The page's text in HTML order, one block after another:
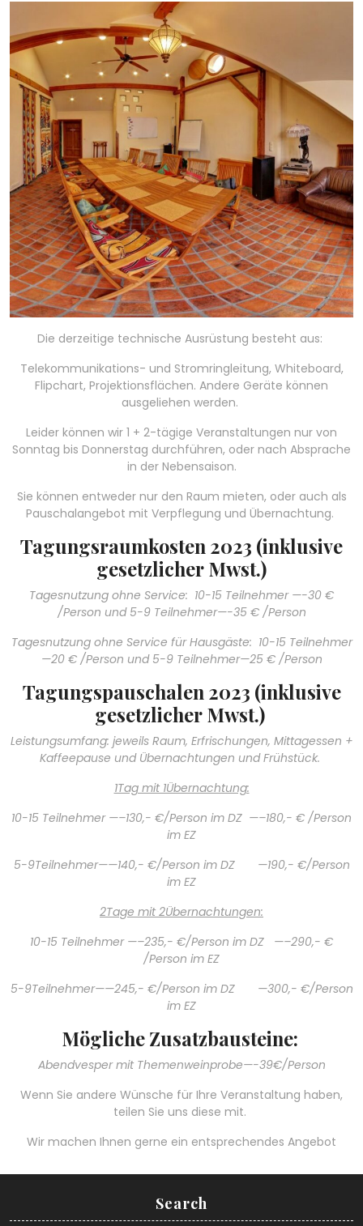
Die derzeitige technische Ausrüstung besteht aus:
Telekommunikations- und Stromringleitung, Whiteboard,
Flipchart, Projektionsflächen. Andere Geräte können
ausgeliehen werden.
Leider können wir 1 + 2-tägige Veranstaltungen nur von
Sonntag bis Donnerstag durchführen, oder nach Absprache
in der Nebensaison.
Sie können entweder nur den Raum mieten, oder auch als
Pauschalangebot mit Verpflegung und Übernachtung.
Tagungsraumkosten 2023 (inklusive
gesetzlicher Mwst.)
Tagesnutzung ohne Service: 10-15 Teilnehmer —-30 €
/Person und 5-9 Teilnehmer—-35 € /Person
Tagesnutzung ohne Service für Hausgäste: 10-15 Teilnehmer
—20 € /Person und 5-9 Teilnehmer—25 € /Person
Tagungspauschalen 2023 (inklusive
gesetzlicher Mwst.)
Leistungsumfang: jeweils Raum, Erfrischungen, Mittagessen +
Kaffeepause und Übernachtungen und Frühstück.
1Tag mit 1Übernachtung:
10-15 Teilnehmer —–130,- €/Person im DZ —–180,- € /Person
im EZ
5-9Teilnehmer——140,- €/Person im DZ —190,- €/Person
im EZ
2Tage mit 2Übernachtungen:
10-15 Teilnehmer —–235,- €/Person im DZ —–290,- €
/Person im EZ
5-9Teilnehmer——245,- €/Person im DZ —300,- €/Person
im EZ
Mögliche Zusatzbausteine:
Abendvesper mit Themenweinprobe—-39€/Person
Wenn Sie andere Wünsche für Ihre Veranstaltung haben,
teilen Sie uns diese mit.
Wir machen Ihnen gerne ein entsprechendes Angebot
Search